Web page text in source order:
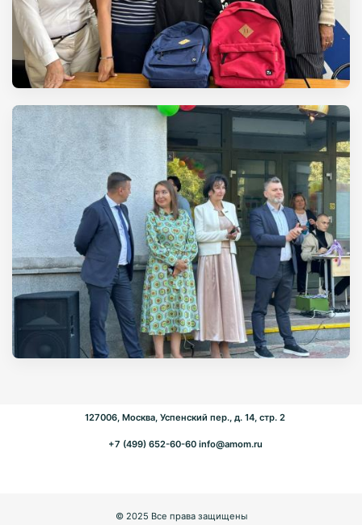
127006, Москва, Успенский пер., д. 14, стр. 2
+7 (499) 652-60-60 info@amom.ru
© 2025 Все права защищены